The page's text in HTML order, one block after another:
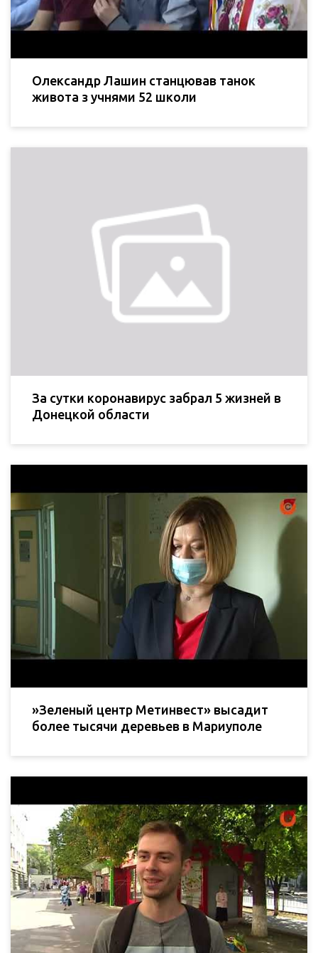
Олександр Лашин станцював танок
живота з учнями 52 школи
За сутки коронавирус забрал 5 жизней в
Донецкой области
»Зеленый центр Метинвест» высадит
более тысячи деревьев в Мариуполе